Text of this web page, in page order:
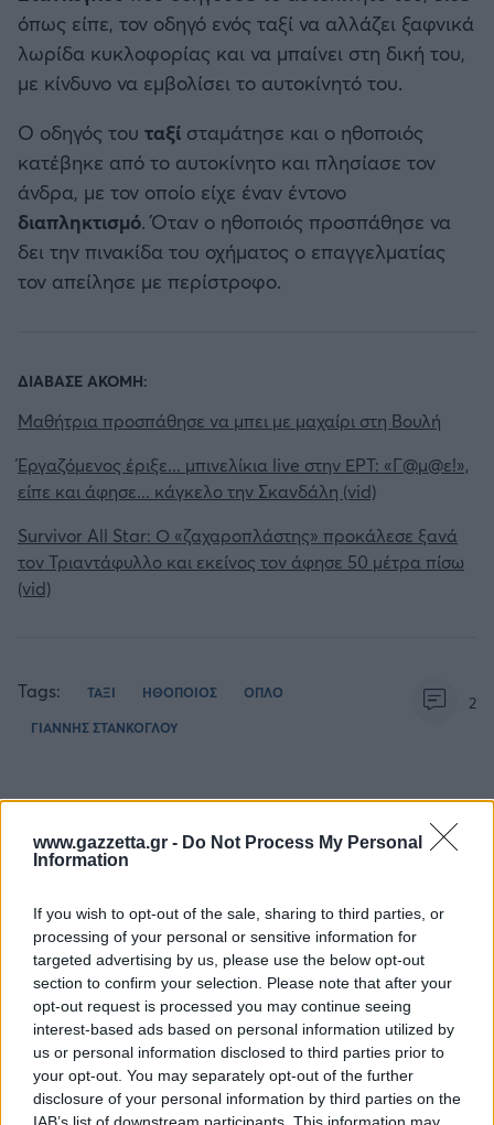
www.gazzetta.gr - Do Not Process My Personal
Information
If you wish to opt-out of the sale, sharing to third parties, or
processing of your personal or sensitive information for
targeted advertising by us, please use the below opt-out
section to confirm your selection. Please note that after your
opt-out request is processed you may continue seeing
interest-based ads based on personal information utilized by
us or personal information disclosed to third parties prior to
your opt-out. You may separately opt-out of the further
disclosure of your personal information by third parties on the
IAB’s list of downstream participants. This information may
όπως είπε, τον οδηγό ενός ταξί να αλλάζει ξαφνικά
λωρίδα κυκλοφορίας και να μπαίνει στη δική του,
με κίνδυνο να εμβολίσει το αυτοκίνητό του.
Ο οδηγός του ταξί σταμάτησε και ο ηθοποιός
κατέβηκε από το αυτοκίνητο και πλησίασε τον
άνδρα, με τον οποίο είχε έναν έντονο
διαπληκτισμό. Όταν ο ηθοποιός προσπάθησε να
δει την πινακίδα του οχήματος ο επαγγελματίας
τον απείλησε με περίστροφο.
ΔΙΑΒΑΣΕ ΑΚΟΜΗ:
Μαθήτρια προσπάθησε να μπει με μαχαίρι στη Βουλή
Έργαζόμενος έριξε... μπινελίκια live στην ΕΡΤ: «Γ@μ@ε!»,
είπε και άφησε... κάγκελο την Σκανδάλη (vid)
Survivor All Star: Ο «ζαχαροπλάστης» προκάλεσε ξανά
τον Τριαντάφυλλο και εκείνος τον άφησε 50 μέτρα πίσω
(vid)
Tags: ΤΑΞΙ ΗΘΟΠΟΙΟΣ
ΟΠΛΟ
ΓΙΑΝΝΗΣ ΣΤΑΝΚΟΓΛΟΥ
2
σου πρέπει να συνδεθείς
στο my gazzetta!
Εγγραφή Σύνδεση